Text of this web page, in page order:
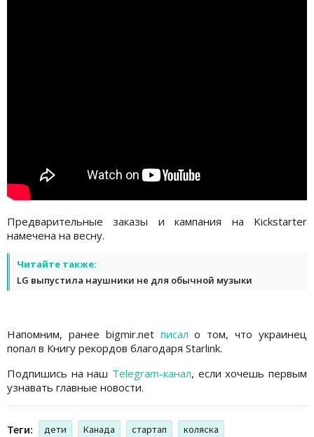
Предварительные заказы и кампания на Kickstarter
намечена на весну.
Читайте также:
LG выпустила наушники не для обычной музыки
Напомним, ранее bigmir.net писал о том, что украинец
попал в Книгу рекордов благодаря Starlink.
Подпишись на наш Telegram-канал, если хочешь первым
узнавать главные новости.
Теги: дети Канада стартап коляска